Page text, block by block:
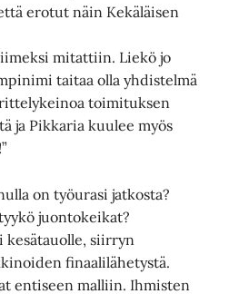
erotut näin Kekäläisen
mitattiin. Liekö jo
taitaa olla yhdistelmä
toimituksen
ja Pikkaria kuulee myös
on työurasi jatkosta?
juontokeikat?
kesätauolle, siirryn
finaalilähetystä.
entiseen malliin. Ihmisten